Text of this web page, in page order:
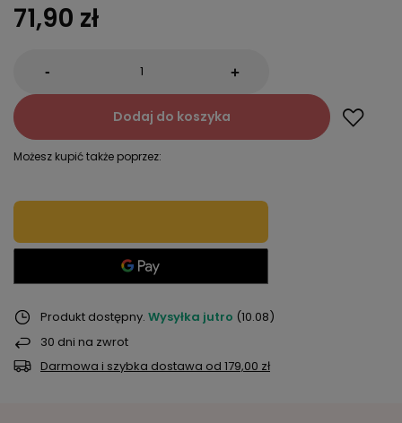
71,90 zł
- +
Dodaj do koszyka
Możesz kupić także poprzez:
Produkt dostępny Wysyłka jutro (10.08)
30 dni na zwrot
Darmowa i szybka dostawa od 179,00 zł